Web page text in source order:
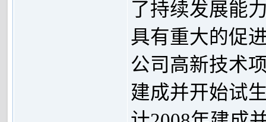
了持续发展能
具有重大的促
公司高新技术
建成并开始试